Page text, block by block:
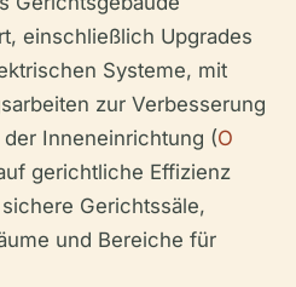
einschließlich Upgrades
Systeme, mit
zur Verbesserung
Inneneinrichtung (O
gerichtliche Effizienz
Gerichtssäle,
und Bereiche für